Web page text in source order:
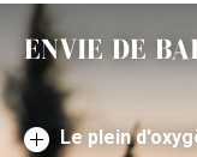
Le plein
ENVIE DE